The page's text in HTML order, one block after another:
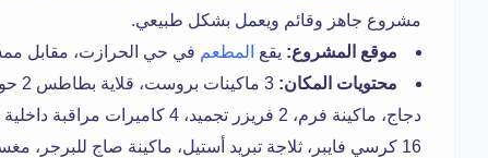
مشروع جاهز وقائم ويعمل بشكل طبيعي.
موقع المشروع: يقع المطعم في حي الحرازت، مقابل
محتويات المكان: